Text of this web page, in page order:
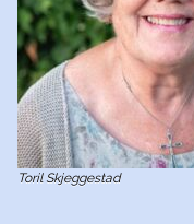
Toril Skjeggestad